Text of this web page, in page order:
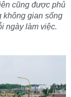
cũng được phủ
không gian sống
ngày làm việc.